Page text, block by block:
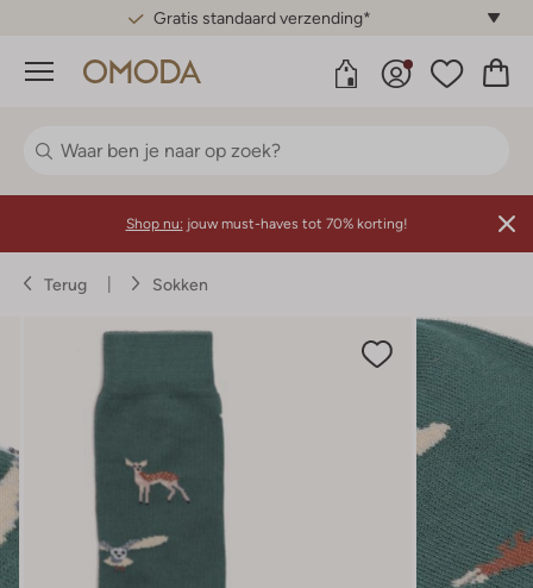
Gratis standaard verzending*
Menu
Shop nu: jouw must-haves tot 70% korting!
Terug Sokken